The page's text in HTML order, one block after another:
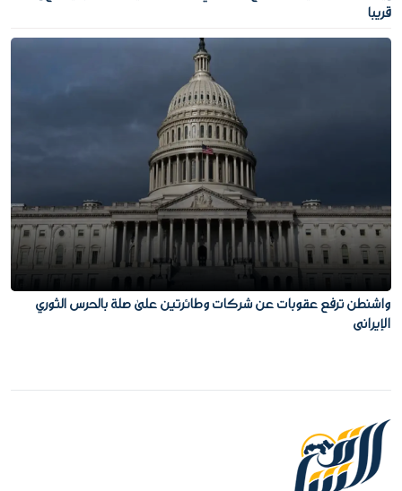
قريبا
واشنطن ترفع عقوبات عن شركات وطائرتين على صلة بالحرس الثوري
الإيراني